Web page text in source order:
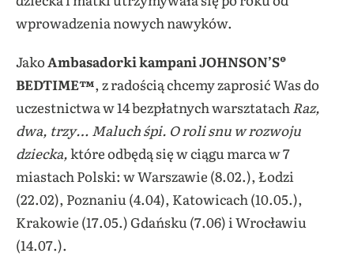
wprowadzenia nowych nawyków.
JakoAmbasadorki kampani JOHNSON’S®
BEDTIME™, z radością chcemy zaprosić Wasdo
uczestnictwa w 14 bezpłatnych warsztatachRaz,
dwa, trzy… Maluch śpi. O roli snu w rozwoju
dziecka,które odbędą się w ciągu marca w 7
miastach Polski: w Warszawie (8.02.), Łodzi
(22.02), Poznaniu (4.04), Katowicach (10.05.),
Krakowie (17.05.) Gdańsku (7.06) i Wrocławiu
(14.07.).